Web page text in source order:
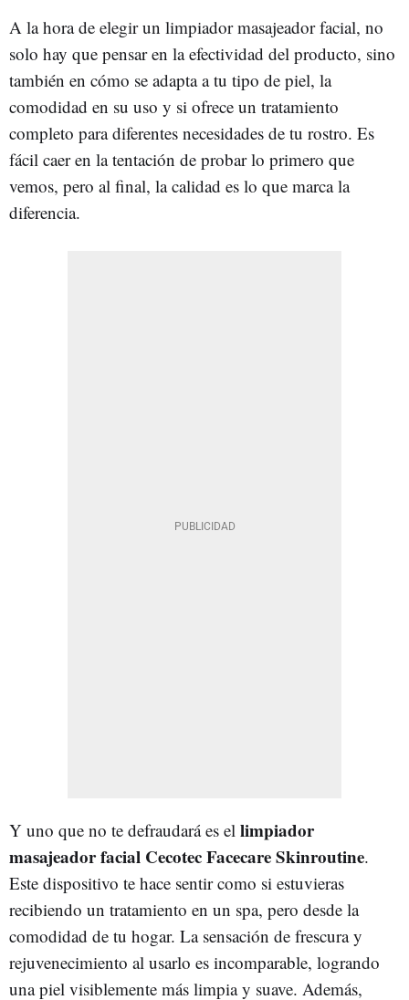
A la hora de elegir un limpiador masajeador facial, no
solo hay que pensar en la efectividad del producto, sino
también en cómo se adapta a tu tipo de piel, la
comodidad en su uso y si ofrece un tratamiento
completo para diferentes necesidades de tu rostro. Es
fácil caer en la tentación de probar lo primero que
vemos, pero al final, la calidad es lo que marca la
diferencia.
Y uno que no te defraudará es el limpiador
masajeador facial Cecotec Facecare Skinroutine.
Este dispositivo te hace sentir como si estuvieras
recibiendo un tratamiento en un spa, pero desde la
comodidad de tu hogar. La sensación de frescura y
rejuvenecimiento al usarlo es incomparable, logrando
una piel visiblemente más limpia y suave. Además,